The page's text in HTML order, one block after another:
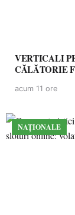
VERTICALI
CĂLĂTORIE
acum 11 ore
NAȚIONALE